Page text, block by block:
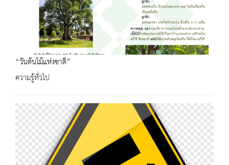
“วันต้นไม้แห่งชาติ”
ความรู้ทั่วไป